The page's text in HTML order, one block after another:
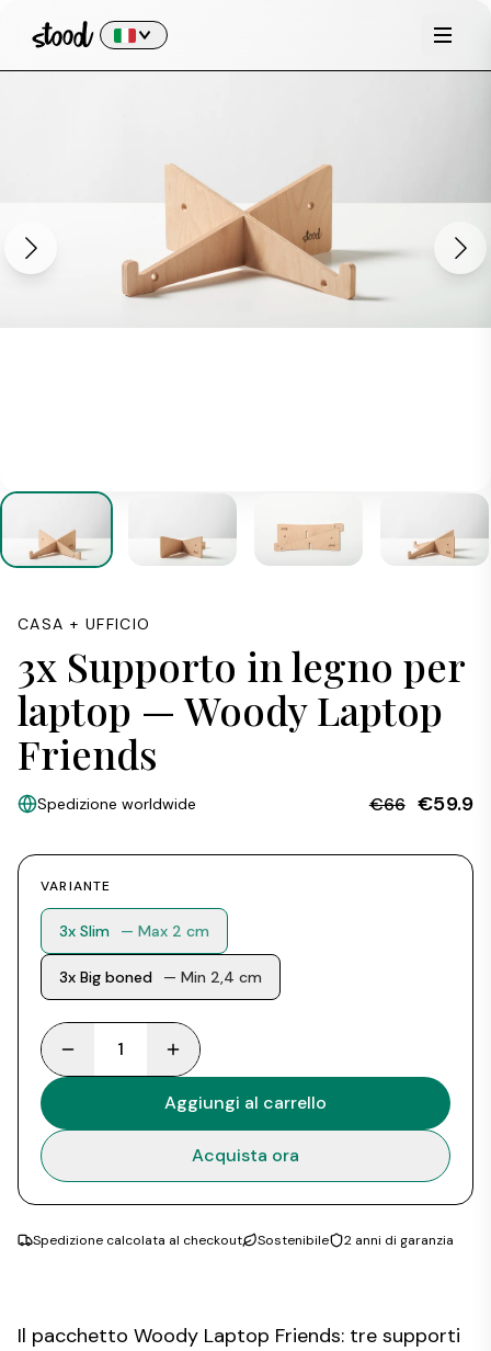
CASA + UFFICIO
3x Supporto in legno per
laptop — Woody Laptop
Friends
Spedizione worldwide €66 €59.9
VARIANTE
3x Slim — Max 2 cm
3x Big boned — Min 2,4 cm
1
Aggiungi al carrello
Acquista ora
Spedizione calcolata al checkout Sostenibile 2 anni di garanzia
Il pacchetto Woody Laptop Friends: tre supporti